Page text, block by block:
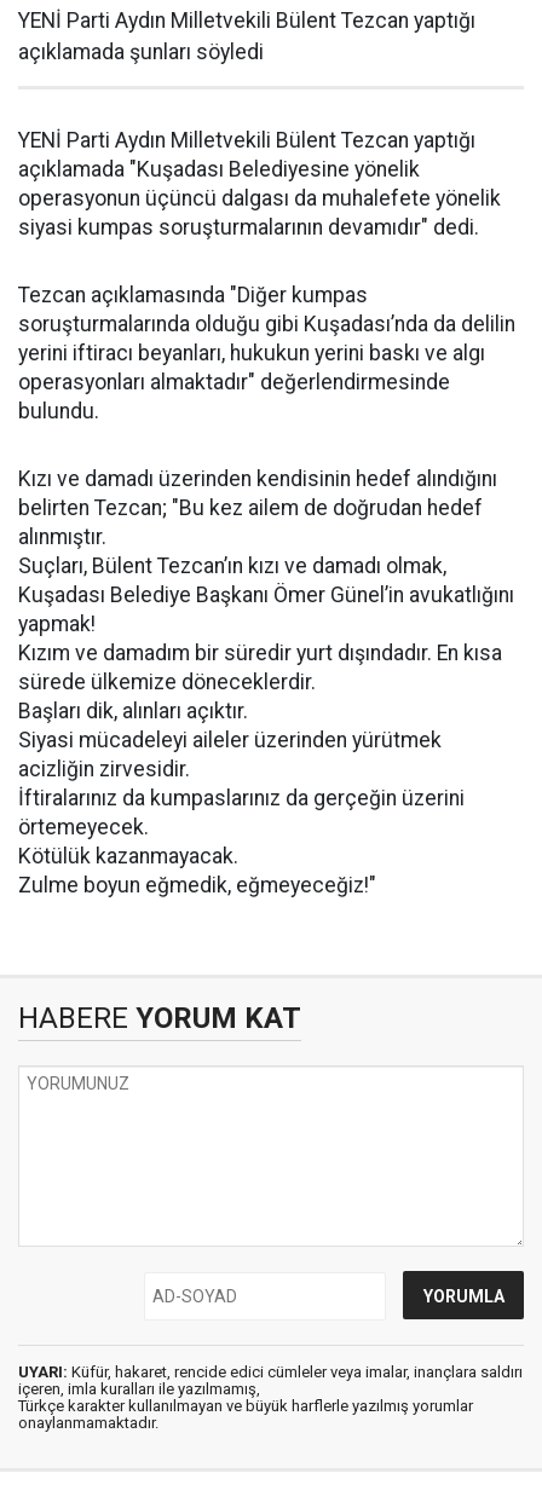
YENİ Parti Aydın Milletvekili Bülent Tezcan yaptığı
açıklamada şunları söyledi
YENİ Parti Aydın Milletvekili Bülent Tezcan yaptığı
açıklamada "Kuşadası Belediyesine yönelik
operasyonun üçüncü dalgası da muhalefete yönelik
siyasi kumpas soruşturmalarının devamıdır" dedi.
Tezcan açıklamasında "Diğer kumpas
soruşturmalarında olduğu gibi Kuşadası’nda da delilin
yerini iftiracı beyanları, hukukun yerini baskı ve algı
operasyonları almaktadır" değerlendirmesinde
bulundu.
Kızı ve damadı üzerinden kendisinin hedef alındığını
belirten Tezcan; "Bu kez ailem de doğrudan hedef
alınmıştır.
Suçları, Bülent Tezcan’ın kızı ve damadı olmak,
Kuşadası Belediye Başkanı Ömer Günel’in avukatlığını
yapmak!
Kızım ve damadım bir süredir yurt dışındadır. En kısa
sürede ülkemize döneceklerdir.
Başları dik, alınları açıktır.
Siyasi mücadeleyi aileler üzerinden yürütmek
acizliğin zirvesidir.
İftiralarınız da kumpaslarınız da gerçeğin üzerini
örtemeyecek.
Kötülük kazanmayacak.
Zulme boyun eğmedik, eğmeyeceğiz!"
HABERE YORUM KAT
UYARI: Küfür, hakaret, rencide edici cümleler veya imalar, inançlara saldırı
içeren, imla kuralları ile yazılmamış,
Türkçe karakter kullanılmayan ve büyük harflerle yazılmış yorumlar
onaylanmamaktadır.